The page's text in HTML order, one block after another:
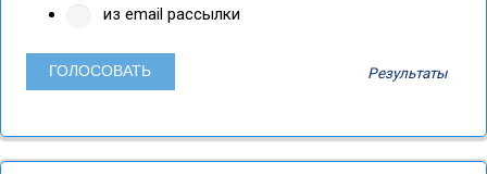
из email рассылки
Результаты